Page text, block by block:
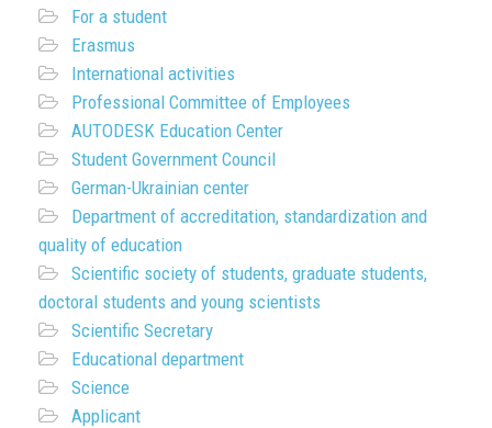
For a student
Erasmus
International activities
Professional Committee of Employees
AUTODESK Education Center
Student Government Council
German-Ukrainian center
Department of accreditation, standardization and
quality of education
Scientific society of students, graduate students,
doctoral students and young scientists
Scientific Secretary
Educational department
Science
Applicant